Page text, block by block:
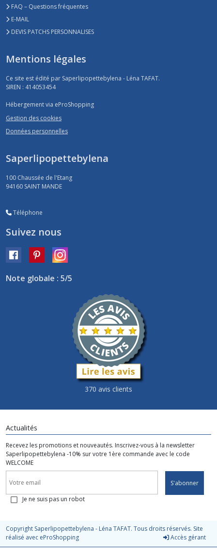
FAQ – Questions fréquentes
E-MAIL
DEVIS PATCHS PERSONNALISES
Mentions légales
Ce site est édité par Saperlipopettebylena - Léna TAFAT.
SIREN : 414053454
Hébergement via eProShopping
Gestion des cookies
Données personnelles
Saperlipopettebylena
100 Chaussée de l'Etang
94160 SAINT MANDE
Téléphone
Suivez nous
Note globale : 5/5
370 avis clients
Actualités
Recevez les promotions et nouveautés. Inscrivez-vous à la newsletter
Saperlipopettebylena -10% sur votre 1ère commande avec le code
WELCOME
S'abonner
Je ne suis pas un robot
Copyright Saperlipopettebylena - Léna TAFAT. Tous droits réservés. Site
réalisé avec eProShopping Accès gérant